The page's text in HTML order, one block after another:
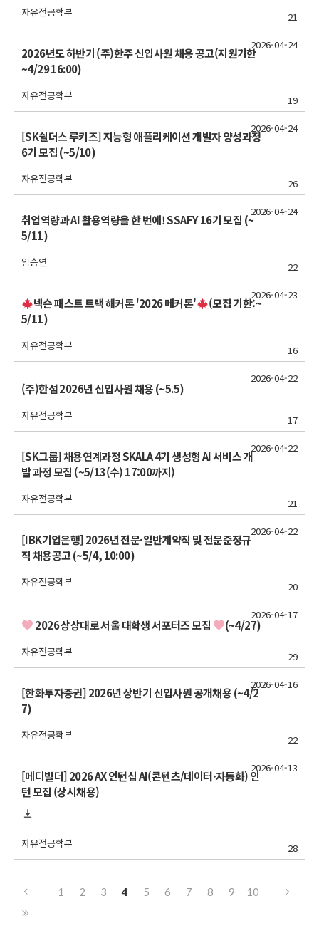
자유전공학부 21
2026년도 하반기 (주)한주 신입사원 채용 공고(지원기한
~4/29 16:00)
자유전공학부 19
2026-04-24
[SK쉴더스 루키즈] 지능형 애플리케이션 개발자 양성과정
6기 모집 (~5/10)
자유전공학부 26
2026-04-24
취업역량과 AI 활용역량을 한 번에! SSAFY 16기 모집 (~
5/11)
임승연 22
2026-04-24
넥슨 패스트 트랙 해커톤 '2026 메커톤'
(모집 기한:~
5/11)
자유전공학부 16
2026-04-23
(주)한섬 2026년 신입사원 채용 (~5.5)
자유전공학부 17
2026-04-22
[SK그룹] 채용연계과정 SKALA 4기 생성형 AI 서비스 개
발 과정 모집 (~5/13(수) 17:00까지)
자유전공학부 21
2026-04-22
[IBK기업은행] 2026년 전문·일반계약직 및 전문준정규
직 채용공고 (~5/4, 10:00)
자유전공학부 20
2026-04-22
2026 상상대로 서울 대학생 서포터즈 모집 (~4/27)
자유전공학부 29
2026-04-17
[한화투자증권] 2026년 상반기 신입사원 공개채용 (~4/2
7)
자유전공학부 22
2026-04-16
[메디빌더] 2026 AX 인턴십 AI(콘텐츠/데이터·자동화) 인
턴 모집 (상시채용)
자유전공학부 28
2026-04-13
1 2 3 4 5 6 7 8 9 10